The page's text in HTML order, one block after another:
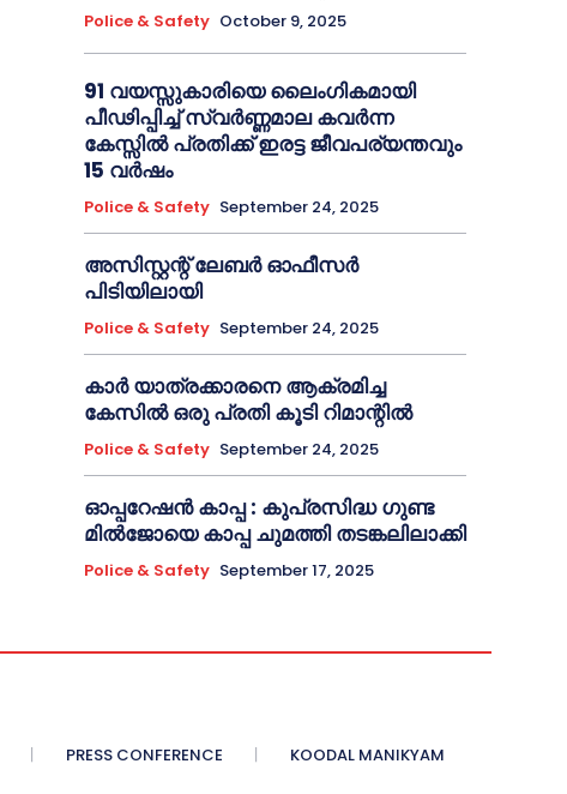
Police & Safety October 9, 2025
91 വയസ്സുകാരിയെ ലൈംഗികമായി
പീഢിപ്പിച്ച് സ്വർണ്ണമാല കവർന്ന
കേസ്സിൽ പ്രതിക്ക് ഇരട്ട ജീവപര്യന്തവും
15 വർഷം
Police & Safety September 24, 2025
അസിസ്റ്റന്റ് ലേബർ ഓഫീസർ
പിടിയിലായി
Police & Safety September 24, 2025
കാർ യാത്രക്കാരനെ ആക്രമിച്ച
കേസിൽ ഒരു പ്രതി കൂടി റിമാന്റിൽ
Police & Safety September 24, 2025
ഓപ്പറേഷൻ കാപ്പ : കുപ്രസിദ്ധ ഗുണ്ട
മിൽജോയെ കാപ്പ ചുമത്തി തടങ്കലിലാക്കി
Police & Safety September 17, 2025
PRESS CONFERENCE KOODAL MANIKYAM